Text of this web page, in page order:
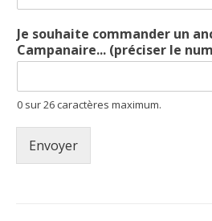
Je souhaite commander un
Campanaire... (préciser le
0 sur 26 caractères maximum.
Envoyer